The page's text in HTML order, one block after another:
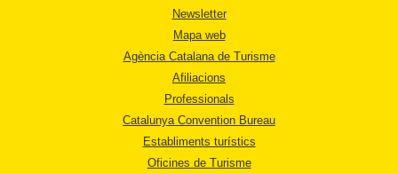
Newsletter
Mapa web
Agència Catalana de Turisme
Afiliacions
Professionals
Catalunya Convention Bureau
Establiments turístics
Oficines de Turisme